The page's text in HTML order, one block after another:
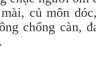
củ môn
chống càn,